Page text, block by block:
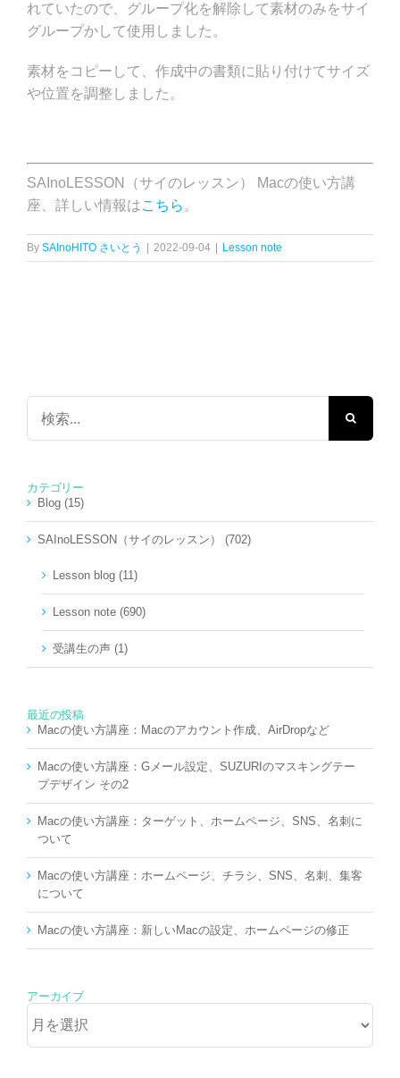
れていたので、グループ化を解除して素材のみをサイ
グループかして使用しました。
素材をコピーして、作成中の書類に貼り付けてサイズ
や位置を調整しました。
SAInoLESSON（サイのレッスン） Macの使い方講
座、詳しい情報はこちら 。
By SAInoHITO さいとう 2022-09-04 Lesson note
検
…
カテゴリー
Blog (15)
SAInoLESSON（サイのレッスン） (702)
Lesson blog (11)
Lesson note (690)
受講生の声 (1)
最近の投稿
Macの使い方講座：Macのアカウント作成、AirDropなど
Macの使い方講座：Gメール設定、SUZURIのマスキングテー
プデザイン その2
Macの使い方講座：ターゲット、ホームページ、SNS、名刺に
ついて
Macの使い方講座：ホームページ、チラシ、SNS、名刺、集客
について
Macの使い方講座：新しいMacの設定、ホームページの修正
アーカイブ
ー
カ